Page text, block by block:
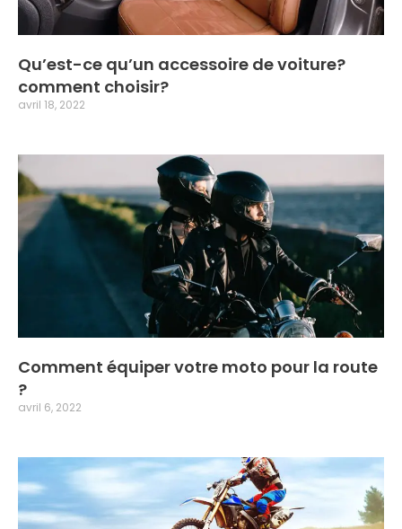
Qu’est-ce qu’un accessoire de voiture?
comment choisir?
avril 18, 2022
Comment équiper votre moto pour la route
?
avril 6, 2022